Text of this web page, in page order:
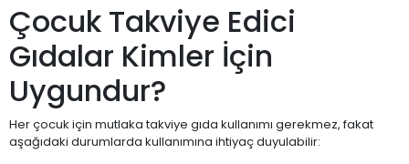
Çocuk Takviye Edici
Gıdalar Kimler İçin
Uygundur?
Her çocuk için mutlaka takviye gıda kullanımı gerekmez, fakat
aşağıdaki durumlarda kullanımına ihtiyaç duyulabilir: